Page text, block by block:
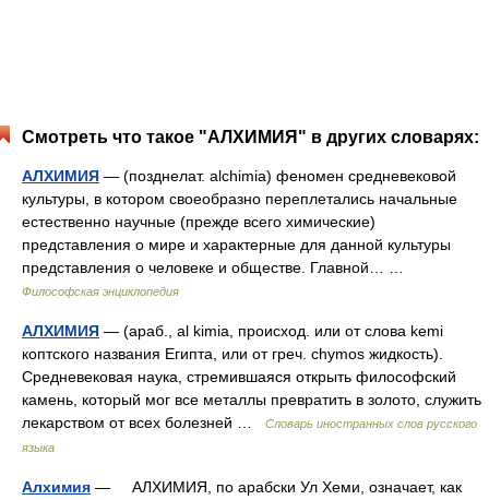
Смотреть что такое "АЛХИМИЯ" в других словарях:
АЛХИМИЯ — (позднелат. alchimia) феномен средневековой
культуры, в котором своеобразно переплетались начальные
естественно научные (прежде всего химические)
представления о мире и характерные для данной культуры
представления о человеке и обществе. Главной… …
Философская энциклопедия
АЛХИМИЯ — (араб., al kimia, происход. или от слова kemi
коптского названия Египта, или от греч. chymos жидкость).
Средневековая наука, стремившаяся открыть философский
камень, который мог все металлы превратить в золото, служить
лекарством от всех болезней …
Словарь иностранных слов русского
языка
Алхимия — АЛХИМИЯ, по арабски Ул Хеми, означает, как